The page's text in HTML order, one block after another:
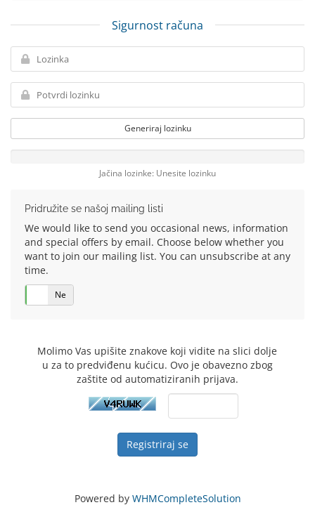
Sigurnost računa
Generiraj lozinku
Jačina lozinke: Unesite lozinku
Pridružite se našoj mailing listi
We would like to send you occasional news, information
and special offers by email. Choose below whether you
want to join our mailing list. You can unsubscribe at any
time.
Ne
Molimo Vas upišite znakove koji vidite na slici dolje
u za to predviđenu kućicu. Ovo je obavezno zbog
zaštite od automatiziranih prijava.
Powered by WHMCompleteSolution